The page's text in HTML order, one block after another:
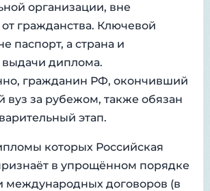
организации, вне
гражданства. Ключевой
паспорт, а страна и
выдачи диплома.
гражданин РФ, окончивший
вуз за рубежом, также обязан
этап.
которых Российская
в упрощённом порядке
международных договоров (в